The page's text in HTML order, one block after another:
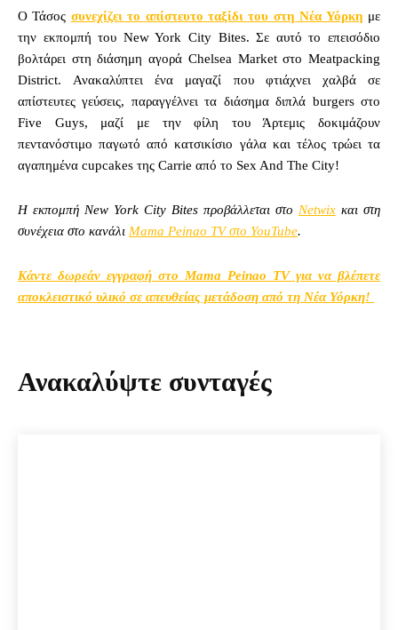
Ο Τάσος συνεχίζει το απίστευτο ταξίδι του στη Νέα Υόρκη με
την εκπομπή του New York City Bites. Σε αυτό το επεισόδιο
βολτάρει στη διάσημη αγορά Chelsea Market στο Meatpacking
District. Ανακαλύπτει ένα μαγαζί που φτιάχνει χαλβά σε
απίστευτες γεύσεις, παραγγέλνει τα διάσημα διπλά burgers στο
Five Guys, μαζί με την φίλη του Άρτεμις δοκιμάζουν
πεντανόστιμο παγωτό από κατσικίσιο γάλα και τέλος τρώει τα
αγαπημένα cupcakes της Carrie από το Sex And The City!
Η εκπομπή New York City Bites προβάλλεται στο Netwix και στη
συνέχεια στο κανάλι Mama Peinao TV στο YouTube.
Κάντε δωρεάν εγγραφή στο Mama Peinao TV για να βλέπετε
αποκλειστικό υλικό σε απευθείας μετάδοση από τη Νέα Υόρκη!
Ανακαλύψτε συνταγές